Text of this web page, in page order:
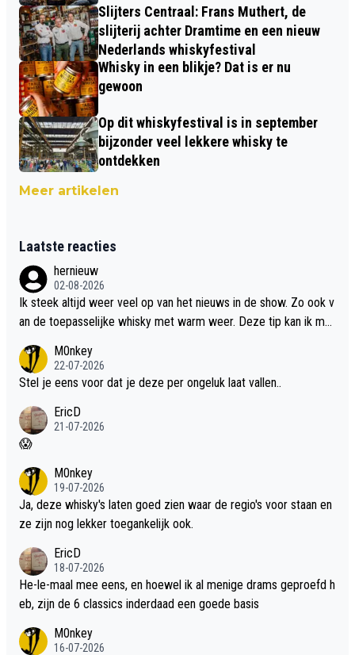
Slijters Centraal: Frans Muthert, de
slijterij achter Dramtime en een nieuw
Nederlands whiskyfestival
Whisky in een blikje? Dat is er nu
gewoon
Op dit whiskyfestival is in september
bijzonder veel lekkere whisky te
ontdekken
Meer artikelen
Laatste reacties
hernieuw
02-08-2026
Ik steek altijd weer veel op van het nieuws in de show. Zo ook v
an de toepasselijke whisky met warm weer. Deze tip kan ik met
M0nkey
22-07-2026
Stel je eens voor dat je deze per ongeluk laat vallen..
EricD
21-07-2026
😱
M0nkey
19-07-2026
Ja, deze whisky's laten goed zien waar de regio's voor staan en
ze zijn nog lekker toegankelijk ook.
EricD
18-07-2026
He-le-maal mee eens, en hoewel ik al menige drams geproefd h
eb, zijn de 6 classics inderdaad een goede basis
M0nkey
16-07-2026